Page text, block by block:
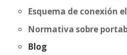
Esquema de conexión
Normativa sobre
Blog